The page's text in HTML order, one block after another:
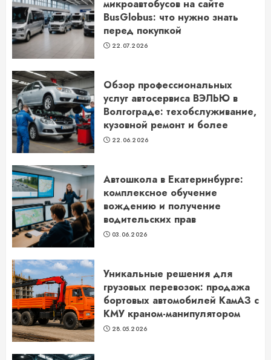
микроавтобусов на сайте
BusGlobus: что нужно знать
перед покупкой
22.07.2026
Обзор профессиональных
услуг автосервиса ВЭЛЬЮ в
Волгограде: техобслуживание,
кузовной ремонт и более
22.06.2026
Автошкола в Екатеринбурге:
комплексное обучение
вождению и получение
водительских прав
03.06.2026
Уникальные решения для
грузовых перевозок: продажа
бортовых автомобилей КамАЗ с
КМУ краном-манипулятором
28.05.2026